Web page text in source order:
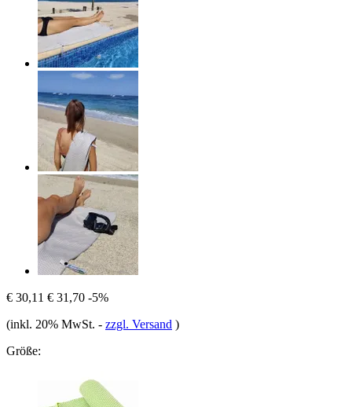
€ 30,11 € 31,70 -5%
(inkl. 20% MwSt. - zzgl. Versand )
Größe: